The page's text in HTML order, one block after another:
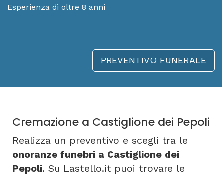
Esperienza di oltre 8 anni
PREVENTIVO FUNERALE
Cremazione a Castiglione dei Pepoli
Realizza un preventivo e scegli tra le
onoranze funebri a Castiglione dei
Pepoli. Su Lastello.it puoi trovare le